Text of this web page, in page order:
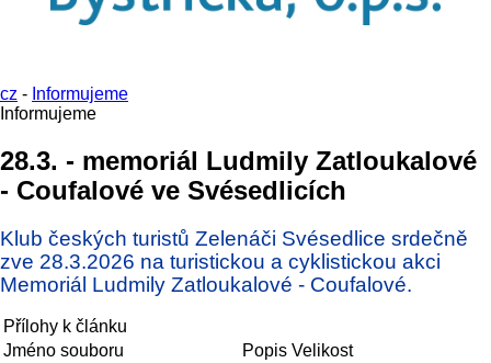
cz - Informujeme
Informujeme
28.3. - memoriál Ludmily Zatloukalové
- Coufalové ve Svésedlicích
Klub českých turistů Zelenáči Svésedlice srdečně
zve 28.3.2026 na turistickou a cyklistickou akci
Memoriál Ludmily Zatloukalové - Coufalové.
Přílohy k článku
Jméno souboru
Popis Velikost